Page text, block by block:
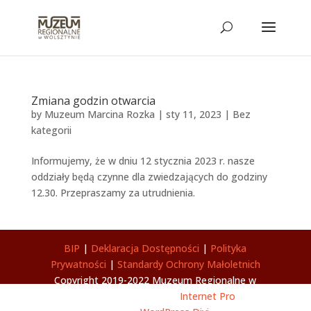
Zmiana godzin otwarcia
by Muzeum Marcina Rozka | sty 11, 2023 | Bez
kategorii
Informujemy, że w dniu 12 stycznia 2023 r. nasze
oddziały będą czynne dla zwiedzających do godziny
12.30. Przepraszamy za utrudnienia.
BIP | Deklaracja Dostępności | Polityka
Prywatności | Standardy Ochrony Małoletnich
Copyright 2019-2022 Muzeum Regionalne w
Internet Pro